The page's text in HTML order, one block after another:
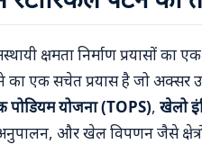
क्षमता निर्माण प्रयासों
का एक सचेत प्रयास है जो अक्सर
योजना (TOPS), खेलो
और खेल विपणन जैसे